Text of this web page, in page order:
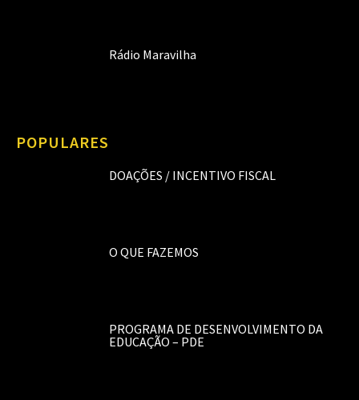
Rádio Maravilha
POPULARES
DOAÇÕES / INCENTIVO FISCAL
O QUE FAZEMOS
PROGRAMA DE DESENVOLVIMENTO DA
EDUCAÇÃO – PDE